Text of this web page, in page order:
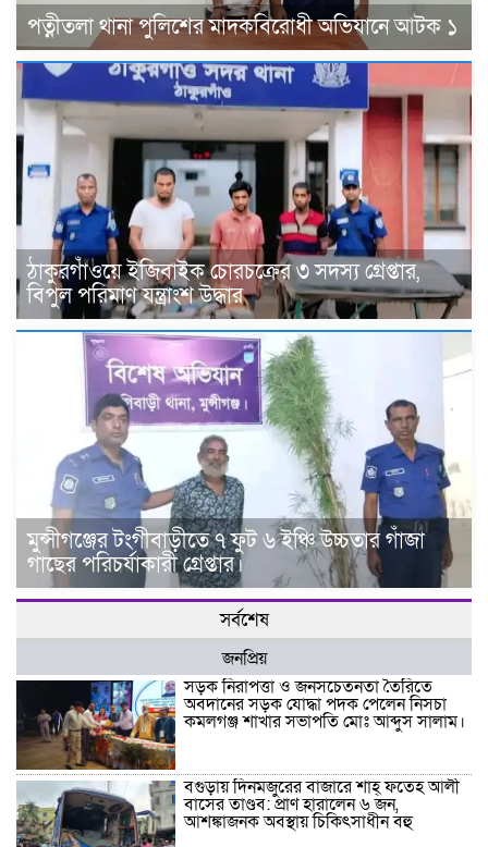
পত্নীতলা থানা পুলিশের মাদকবিরোধী অভিযানে আটক ১
ঠাকুরগাঁওয়ে ইজিবাইক চোরচক্রের ৩ সদস্য গ্রেপ্তার,
বিপুল পরিমাণ যন্ত্রাংশ উদ্ধার ‎
মুন্সীগঞ্জের টংগীবাড়ীতে ৭ ফুট ৬ ইঞ্চি উচ্চতার গাঁজা
গাছের পরিচর্যাকারী গ্রেপ্তার।
সর্বশেষ
জনপ্রিয়
সড়ক নিরাপত্তা ও জনসচেতনতা তৈরিতে
অবদানের সড়ক যোদ্ধা পদক পেলেন নিসচা
কমলগঞ্জ শাখার সভাপতি মোঃ আব্দুস সালাম।
বগুড়ায় দিনমজুরের বাজারে শাহ্ ফতেহ আলী
বাসের তাণ্ডব: প্রাণ হারালেন ৬ জন,
আশঙ্কাজনক অবস্থায় চিকিৎসাধীন বহু